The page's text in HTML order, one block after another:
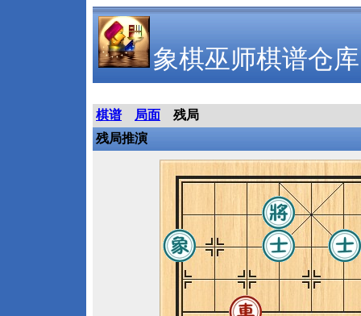
象棋巫师棋谱仓库
棋谱 局面
残局
残局推演